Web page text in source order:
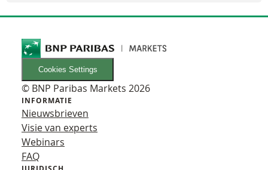
Cookies Settings
© BNP Paribas Markets 2026
INFORMATIE
Nieuwsbrieven
Visie van experts
Webinars
FAQ